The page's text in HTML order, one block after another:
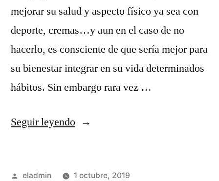
mejorar su salud y aspecto físico ya sea con
deporte, cremas…y aun en el caso de no
hacerlo, es consciente de que sería mejor para
su bienestar integrar en su vida determinados
hábitos. Sin embargo rara vez …
Seguir leyendo«Salud
Publicado
eladmin
1 octubre, 2019